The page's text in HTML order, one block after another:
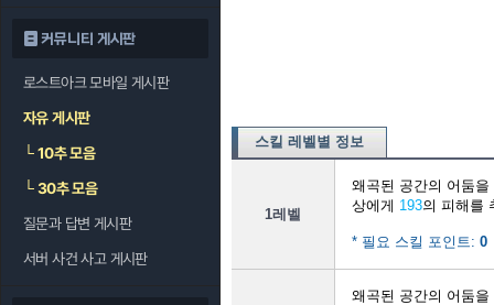
커뮤니티 게시판
로스트아크 모바일 게시판
자유 게시판
└10추 모음
└30추 모음
질문과 답변 게시판
서버 사건 사고 게시판
스킬 레벨별 정보
1레벨
왜곡된 공간의 어둠
상에게 193의 피해를
* 필요 스킬 포인트: 0
왜곡된 공간의 어둠